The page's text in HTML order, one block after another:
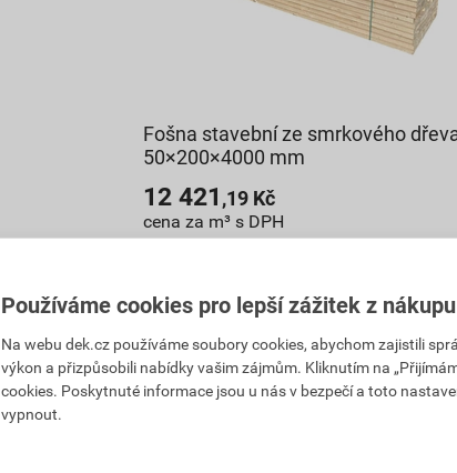
Fošna stavební ze smrkového
50×200×4000 mm
12 421 ,19 Kč
cena za m³ s DPH
cena za bal. s DPH
Vyberte si prodejnu
Skladem v (61) prodejnách
Používáme cookies pro lepší zážitek z nákupu
Na webu dek.cz používáme soubory cookies, abychom zajistili
výkon a přizpůsobili nabídky vašim zájmům. Kliknutím na
cookies. Poskytnuté informace jsou u nás v bezpečí a toto
vypnout.